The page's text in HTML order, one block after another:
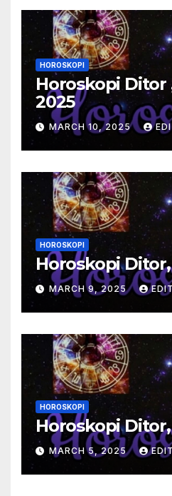
HOROSKOPI
Horoskopi Ditor
2025
MARCH 10, 2025
HOROSKOPI
Horoskopi
MARCH 9, 2025
HOROSKOPI
Horoskopi
MARCH 5, 2025